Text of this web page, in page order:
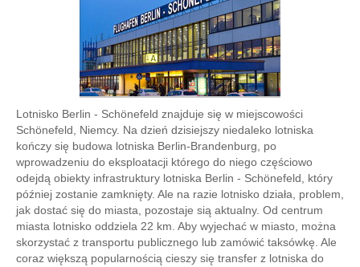
Lotnisko Berlin - Schönefeld znajduje się w miejscowości
Schönefeld, Niemcy. Na dzień dzisiejszy niedaleko lotniska
kończy się budowa lotniska Berlin-Brandenburg, po
wprowadzeniu do eksploatacji którego do niego częściowo
odejdą obiekty infrastruktury lotniska Berlin - Schönefeld, który
później zostanie zamknięty. Ale na razie lotnisko działa, problem,
jak dostać się do miasta, pozostaje sią aktualny. Od centrum
miasta lotnisko oddziela 22 km. Aby wyjechać w miasto, można
skorzystać z transportu publicznego lub zamówić taksówkę. Ale
coraz większą popularnością cieszy się transfer z lotniska do